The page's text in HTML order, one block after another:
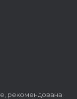
рекомендована